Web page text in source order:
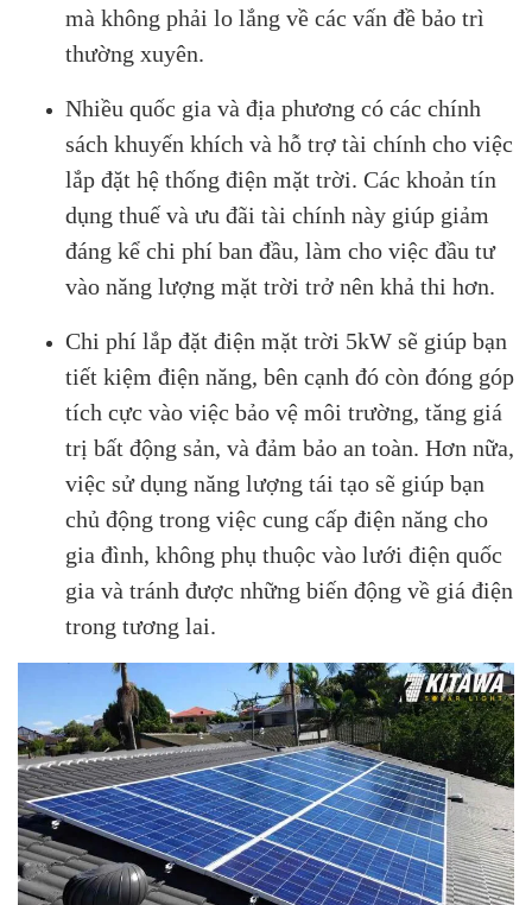
mà không phải lo lắng về các vấn đề bảo trì
thường xuyên.
Nhiều quốc gia và địa phương có các chính
sách khuyến khích và hỗ trợ tài chính cho việc
lắp đặt hệ thống điện mặt trời. Các khoản tín
dụng thuế và ưu đãi tài chính này giúp giảm
đáng kể chi phí ban đầu, làm cho việc đầu tư
vào năng lượng mặt trời trở nên khả thi hơn​.
Chi phí lắp đặt điện mặt trời 5kW sẽ giúp bạn
tiết kiệm điện năng, bên cạnh đó còn đóng góp
tích cực vào việc bảo vệ môi trường, tăng giá
trị bất động sản, và đảm bảo an toàn. Hơn nữa,
việc sử dụng năng lượng tái tạo sẽ giúp bạn
chủ động trong việc cung cấp điện năng cho
gia đình, không phụ thuộc vào lưới điện quốc
gia và tránh được những biến động về giá điện
trong tương lai.